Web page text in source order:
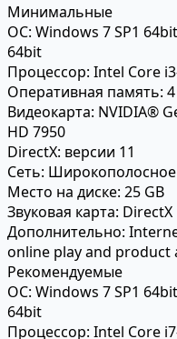
Минимальные
ОС: Windows 7 SP1
64bit
Процессор: Intel Core
Оперативная память:
Видеокарта: NVIDIA®
HD 7950
DirectX: версии 11
Сеть: Широкополосное
Место на диске: 25 GB
Звуковая карта:
Дополнительно:
online play and product
Рекомендуемые
ОС: Windows 7 SP1
64bit
Процессор: Intel Core